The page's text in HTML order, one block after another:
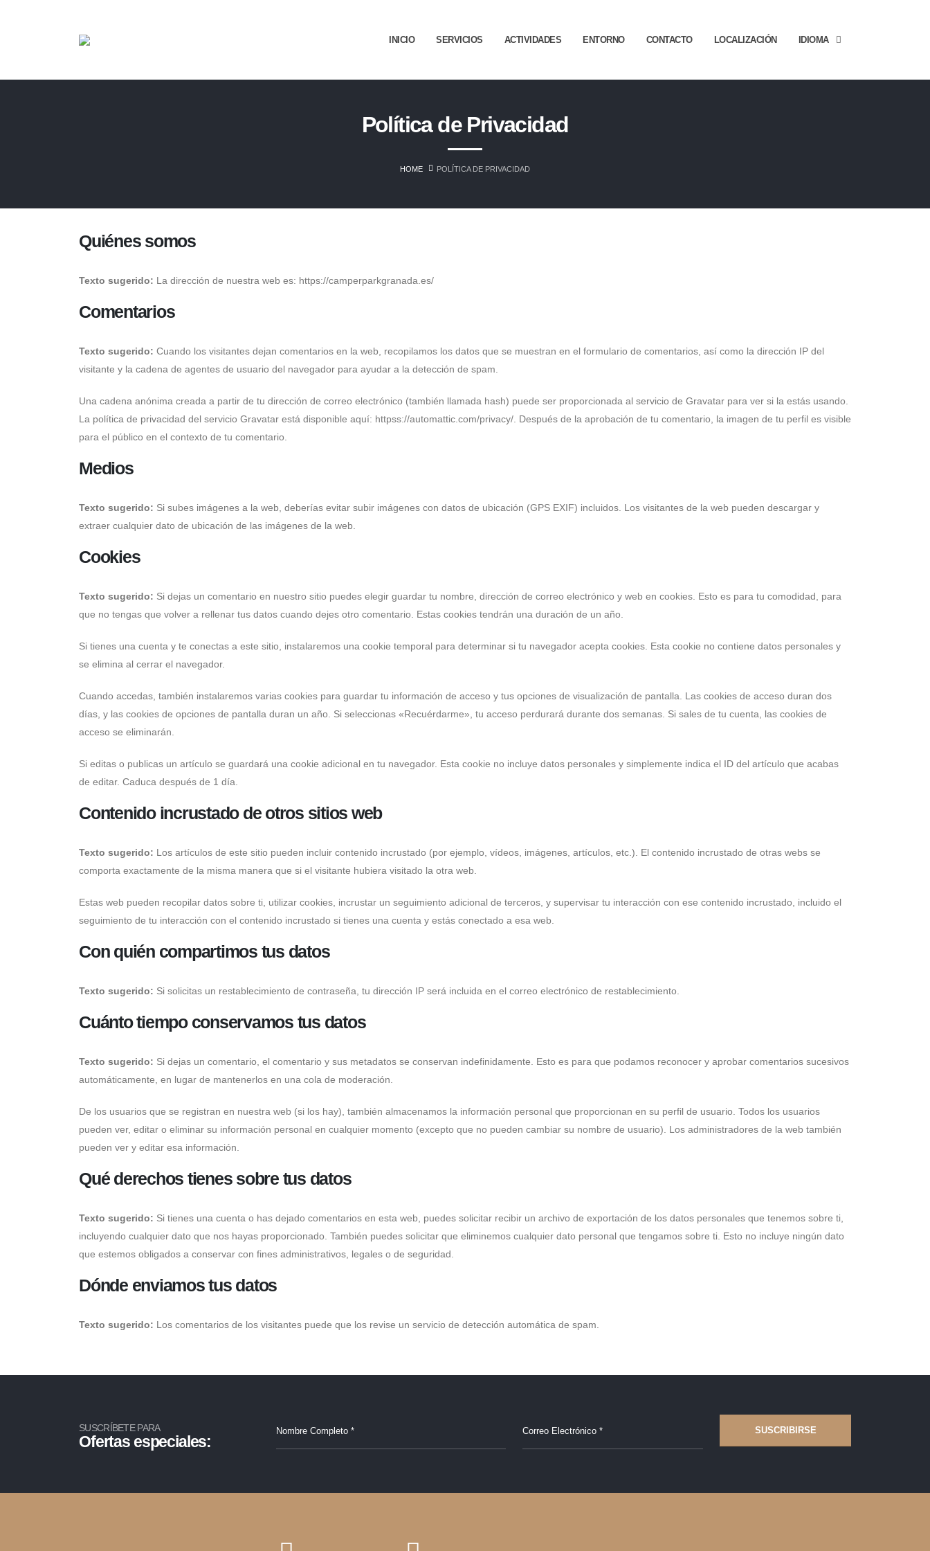
INICIO SERVICIOS ACTIVIDADES ENTORNO CONTACTO LOCALIZACIÓN IDIOMA
Política de Privacidad
HOME POLÍTICA DE PRIVACIDAD
Quiénes somos
Texto sugerido: La dirección de nuestra web es: https://camperparkgranada.es/
Comentarios
Texto sugerido: Cuando los visitantes dejan comentarios en la web, recopilamos los datos que se muestran en el formulario de comentarios, así como la dirección IP del
visitante y la cadena de agentes de usuario del navegador para ayudar a la detección de spam.
Una cadena anónima creada a partir de tu dirección de correo electrónico (también llamada hash) puede ser proporcionada al servicio de Gravatar para ver si la estás usando.
La política de privacidad del servicio Gravatar está disponible aquí: httpss://automattic.com/privacy/. Después de la aprobación de tu comentario, la imagen de tu perfil es visible
para el público en el contexto de tu comentario.
Medios
Texto sugerido: Si subes imágenes a la web, deberías evitar subir imágenes con datos de ubicación (GPS EXIF) incluidos. Los visitantes de la web pueden descargar y
extraer cualquier dato de ubicación de las imágenes de la web.
Cookies
Texto sugerido: Si dejas un comentario en nuestro sitio puedes elegir guardar tu nombre, dirección de correo electrónico y web en cookies. Esto es para tu comodidad, para
que no tengas que volver a rellenar tus datos cuando dejes otro comentario. Estas cookies tendrán una duración de un año.
Si tienes una cuenta y te conectas a este sitio, instalaremos una cookie temporal para determinar si tu navegador acepta cookies. Esta cookie no contiene datos personales y
se elimina al cerrar el navegador.
Cuando accedas, también instalaremos varias cookies para guardar tu información de acceso y tus opciones de visualización de pantalla. Las cookies de acceso duran dos
días, y las cookies de opciones de pantalla duran un año. Si seleccionas «Recuérdarme», tu acceso perdurará durante dos semanas. Si sales de tu cuenta, las cookies de
acceso se eliminarán.
Si editas o publicas un artículo se guardará una cookie adicional en tu navegador. Esta cookie no incluye datos personales y simplemente indica el ID del artículo que acabas
de editar. Caduca después de 1 día.
Contenido incrustado de otros sitios web
Texto sugerido: Los artículos de este sitio pueden incluir contenido incrustado (por ejemplo, vídeos, imágenes, artículos, etc.). El contenido incrustado de otras webs se
comporta exactamente de la misma manera que si el visitante hubiera visitado la otra web.
Estas web pueden recopilar datos sobre ti, utilizar cookies, incrustar un seguimiento adicional de terceros, y supervisar tu interacción con ese contenido incrustado, incluido el
seguimiento de tu interacción con el contenido incrustado si tienes una cuenta y estás conectado a esa web.
Con quién compartimos tus datos
Texto sugerido: Si solicitas un restablecimiento de contraseña, tu dirección IP será incluida en el correo electrónico de restablecimiento.
Cuánto tiempo conservamos tus datos
Texto sugerido: Si dejas un comentario, el comentario y sus metadatos se conservan indefinidamente. Esto es para que podamos reconocer y aprobar comentarios sucesivos
automáticamente, en lugar de mantenerlos en una cola de moderación.
De los usuarios que se registran en nuestra web (si los hay), también almacenamos la información personal que proporcionan en su perfil de usuario. Todos los usuarios
pueden ver, editar o eliminar su información personal en cualquier momento (excepto que no pueden cambiar su nombre de usuario). Los administradores de la web también
pueden ver y editar esa información.
Qué derechos tienes sobre tus datos
Texto sugerido: Si tienes una cuenta o has dejado comentarios en esta web, puedes solicitar recibir un archivo de exportación de los datos personales que tenemos sobre ti,
incluyendo cualquier dato que nos hayas proporcionado. También puedes solicitar que eliminemos cualquier dato personal que tengamos sobre ti. Esto no incluye ningún dato
que estemos obligados a conservar con fines administrativos, legales o de seguridad.
Dónde enviamos tus datos
Texto sugerido: Los comentarios de los visitantes puede que los revise un servicio de detección automática de spam.
SUSCRÍBETE PARA
Ofertas especiales: